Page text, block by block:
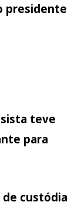
presidente
teve
para
custódia